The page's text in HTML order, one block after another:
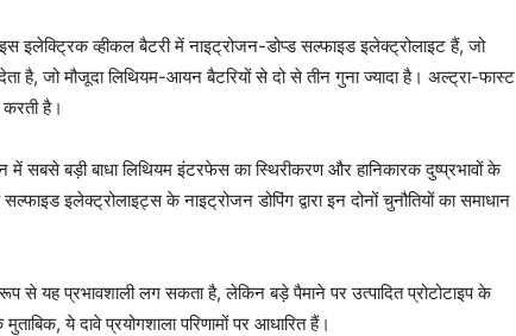
इलेक्ट्रिक व्हीकल बैटरी में नाइट्रोजन-डोप्ड सल्फाइड इलेक्ट्रोलाइट हैं, जो
है, जो मौजूदा लिथियम-आयन बैटरियों से दो से तीन गुना ज्यादा है। अल्ट्रा-फास्ट
है।
में सबसे बड़ी बाधा लिथियम इंटरफेस का स्थिरीकरण और हानिकारक दुष्प्रभावों के
इलेक्ट्रोलाइट्स के नाइट्रोजन डोपिंग द्वारा इन दोनों चुनौतियों का समाधान
से यह प्रभावशाली लग सकता है, लेकिन बड़े पैमाने पर उत्पादित प्रोटोटाइप के
ये दावे प्रयोगशाला परिणामों पर आधारित हैं।